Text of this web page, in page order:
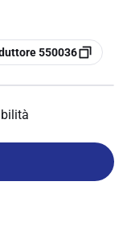
550036